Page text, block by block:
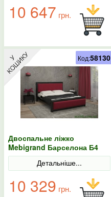
10 647 грн.
Двоспальне ліжко
Mebigrand Барселона Б4
Венге/Аляска 12 140х200
Детальніше...
10 329 грн.
Код:58130